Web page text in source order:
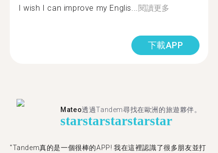
I wish I can improve my Englis...閱讀更多
下載APP
Mateo透過Tandem尋找在歐洲的旅遊夥伴。
starstarstarstarstar
"Tandem真的是一個很棒的APP! 我在這裡認識了很多朋友並打